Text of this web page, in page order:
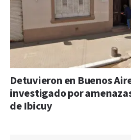
Detuvieron en Buenos
investigado por
de Ibicuy